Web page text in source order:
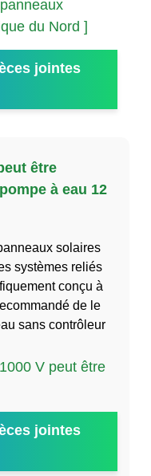
du Nord ]
jointes
être
à eau 12
solaires
systèmes reliés
conçu à
de le
sans contrôleur
V peut être
jointes